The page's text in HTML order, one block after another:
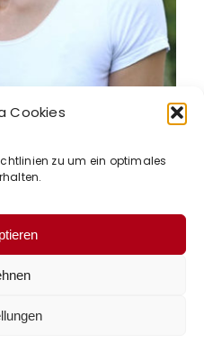
Cookies
zu um ein optimales
●
von Morsdorf |